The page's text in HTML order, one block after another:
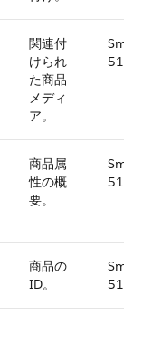
関連付
けられ
た商品
メディ
ア。
51.0
商品属
性の概
要。
51.0
商品の
ID。
51.0